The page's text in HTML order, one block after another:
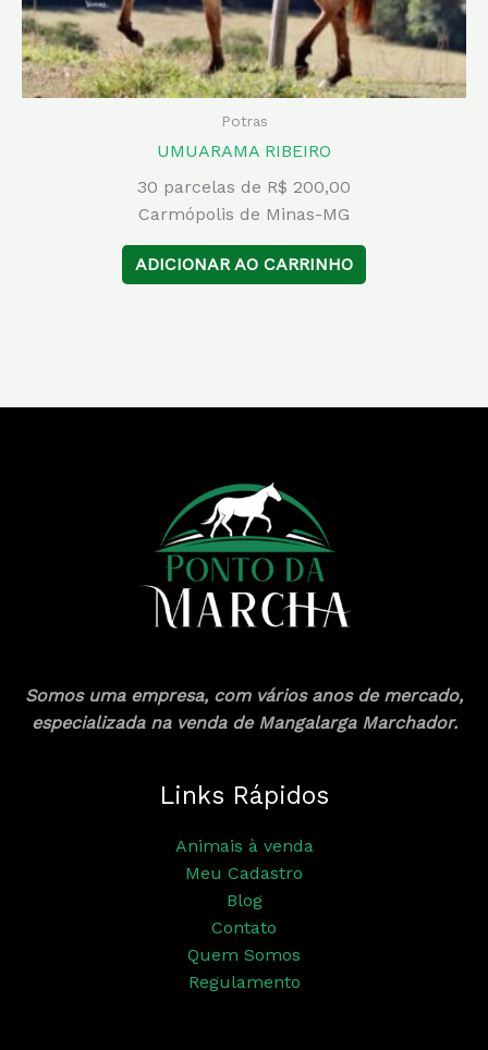
Potras
UMUARAMA RIBEIRO
30 parcelas de R$ 200,00
Carmópolis de Minas-MG
ADICIONAR AO CARRINHO
Somos uma empresa, com vários anos de mercado,
especializada na venda de Mangalarga Marchador.
Links Rápidos
Animais à venda
Meu Cadastro
Blog
Contato
Quem Somos
Regulamento